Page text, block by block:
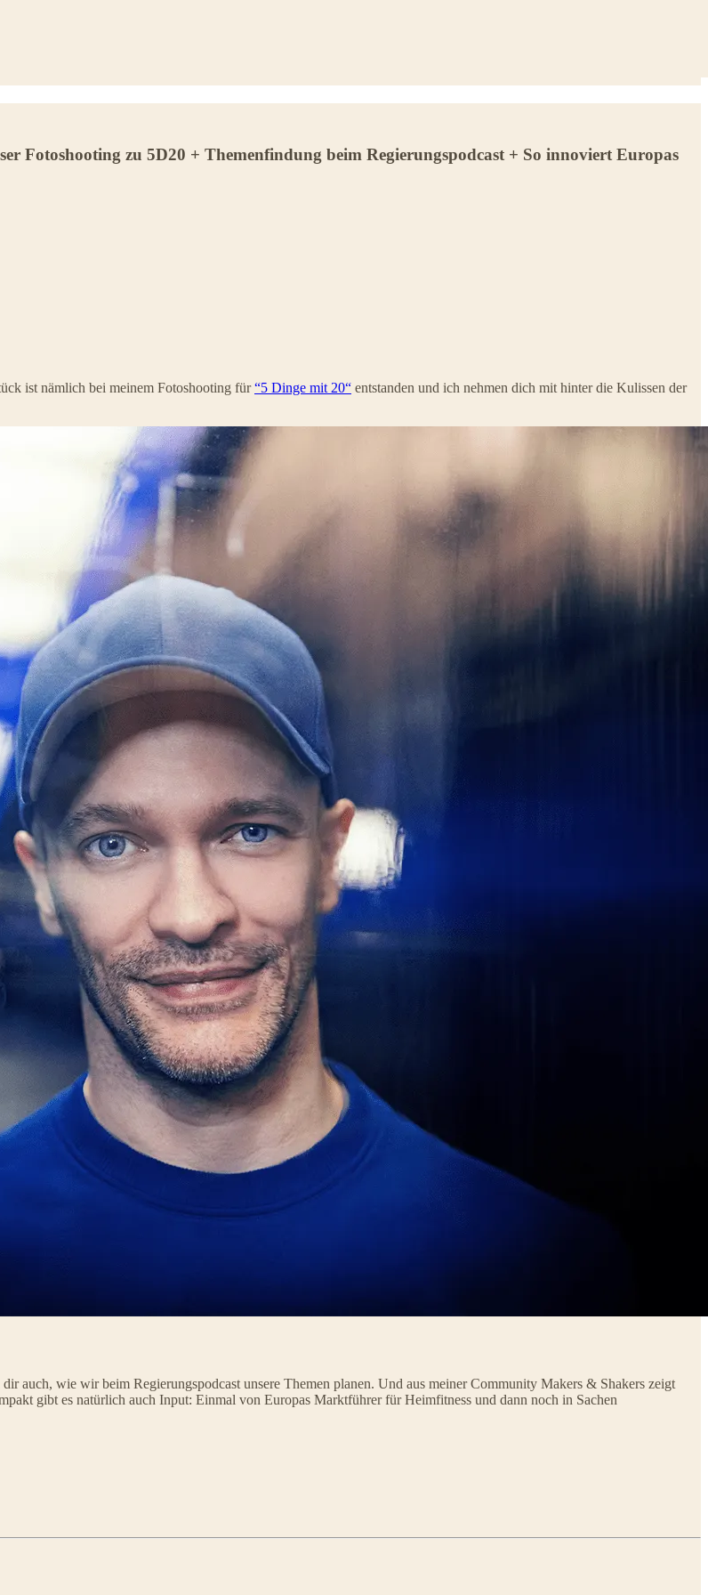
Fotoshooting zu 5D20 + Themenfindung beim Regierungspodcast + So innoviert Europas
ist nämlich bei meinem Fotoshooting für“5 Dinge mit 20“ entstanden und ich nehmen dich mit hinter die Kulissen der
auch, wie wir beim Regierungspodcast unsere Themen planen. Und aus meiner Community Makers & Shakers zeigt
gibt es natürlich auch Input: Einmal von Europas Marktführer für Heimfitness und dann noch in Sachen